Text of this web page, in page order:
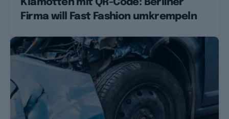
Klamotten mit QR-Code: Berliner
Firma will Fast Fashion umkrempeln